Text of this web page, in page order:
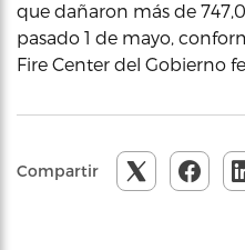
que dañaron más de
pasado 1 de mayo,
Fire Center del Gobierno
Compartir